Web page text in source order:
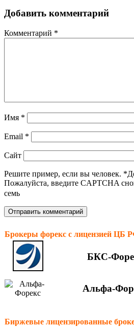
Добавить комментарий
Комментарий *
Имя *
Email *
Сайт
Решите пример, если вы человек. *
Пожалуйста, введите CAPTCHA
семь
Брокеры форекс с лицензией ЦБ
БКС-
Альфа-
Биржевые лицензированные